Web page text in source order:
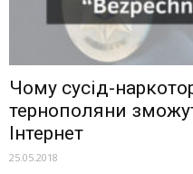
Чому сусід-
тернополяни
Інтернет
25.05.2018